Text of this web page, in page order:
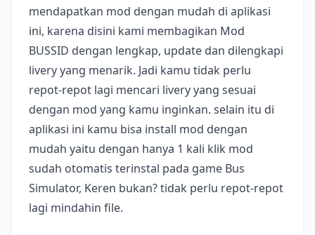
mendapatkan mod dengan mudah di aplikasi
ini, karena disini kami membagikan Mod
BUSSID dengan lengkap, update dan dilengkapi
livery yang menarik. Jadi kamu tidak perlu
repot-repot lagi mencari livery yang sesuai
dengan mod yang kamu inginkan. selain itu di
aplikasi ini kamu bisa install mod dengan
mudah yaitu dengan hanya 1 kali klik mod
sudah otomatis terinstal pada game Bus
Simulator, Keren bukan? tidak perlu repot-repot
lagi mindahin file.